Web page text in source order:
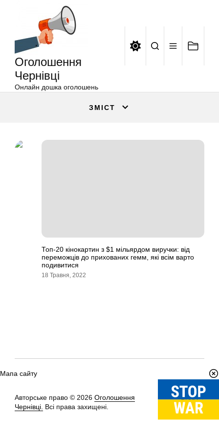
Оголошення
Чернівці
Онлайн дошка оголошень
ЗМІСТ
Топ-20 кінокартин з $1 мільярдом виручки: від
переможців до прихованих гемм, які всім варто
подивитися
18 Травня, 2022
Мапа сайту
Авторське право © 2026 Оголошення
Чернівці. Всі права захищені.
Вгору